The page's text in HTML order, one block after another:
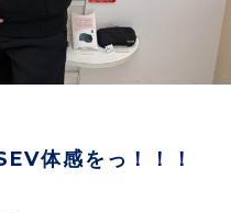
体感をっ！！！